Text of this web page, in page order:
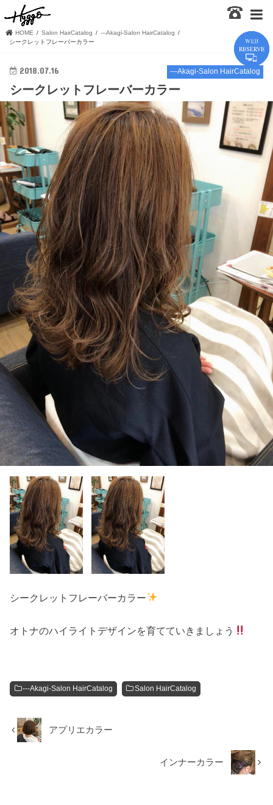
HOME Salon HairCatalog
---Akagi-Salon HairCatalog
シークレットフレーバーカラー
---Akagi-Salon HairCatalog
2018.07.16
シークレットフレーバーカラー
シークレットフレーバーカラー
オトナのハイライトデザインを育てていきましょう
---Akagi-Salon HairCatalog Salon HairCatalog
アプリエカラー
インナーカラー